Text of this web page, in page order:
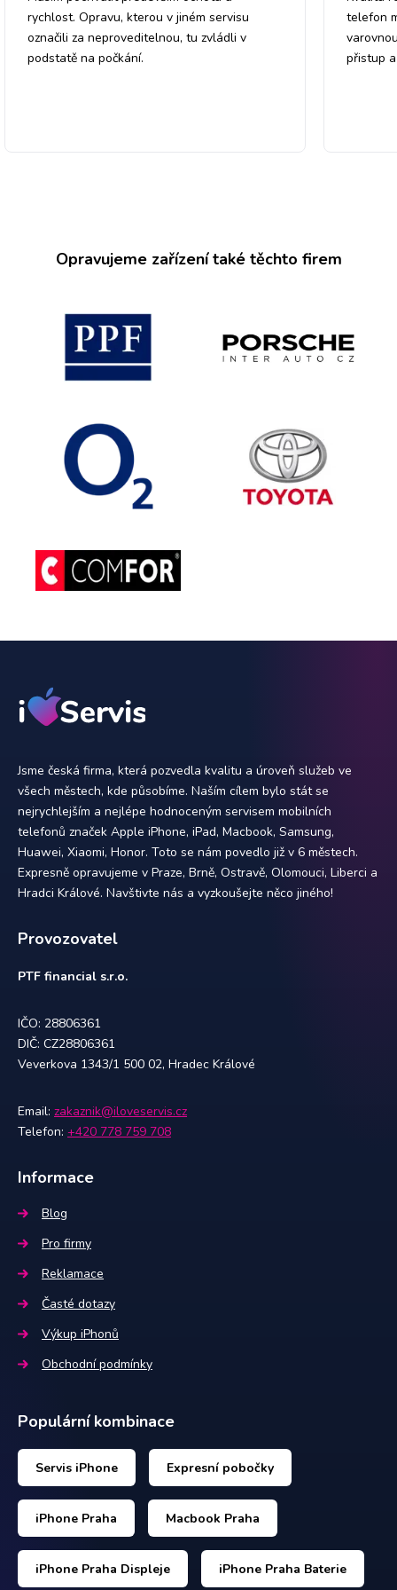
rychlost. Opravu, kterou v jiném servisu
označili za neproveditelnou, tu zvládli v
podstatě na počkání.
telefon
přistup
Opravujeme zařízení také těchto firem
Jsme česká firma, která pozvedla kvalitu a úroveň služeb ve
všech městech, kde působíme. Naším cílem bylo stát se
nejrychlejším a nejlépe hodnoceným servisem mobilních
telefonů značek Apple iPhone, iPad, Macbook, Samsung,
Huawei, Xiaomi, Honor. Toto se nám povedlo již v 6 městech.
Expresně opravujeme v Praze, Brně, Ostravě, Olomouci, Liberci a
Hradci Králové. Navštivte nás a vyzkoušejte něco jiného!
Provozovatel
PTF financial s.r.o.
IČO: 28806361
DIČ: CZ28806361
Veverkova 1343/1 500 02, Hradec Králové
Email: zakaznik@iloveservis.cz
Telefon: +420 778 759 708
Informace
Blog
Pro firmy
Reklamace
Časté dotazy
Výkup iPhonů
Obchodní podmínky
Populární kombinace
Servis iPhone Expresní pobočky
iPhone Praha Macbook Praha
iPhone Praha Displeje iPhone Praha Baterie